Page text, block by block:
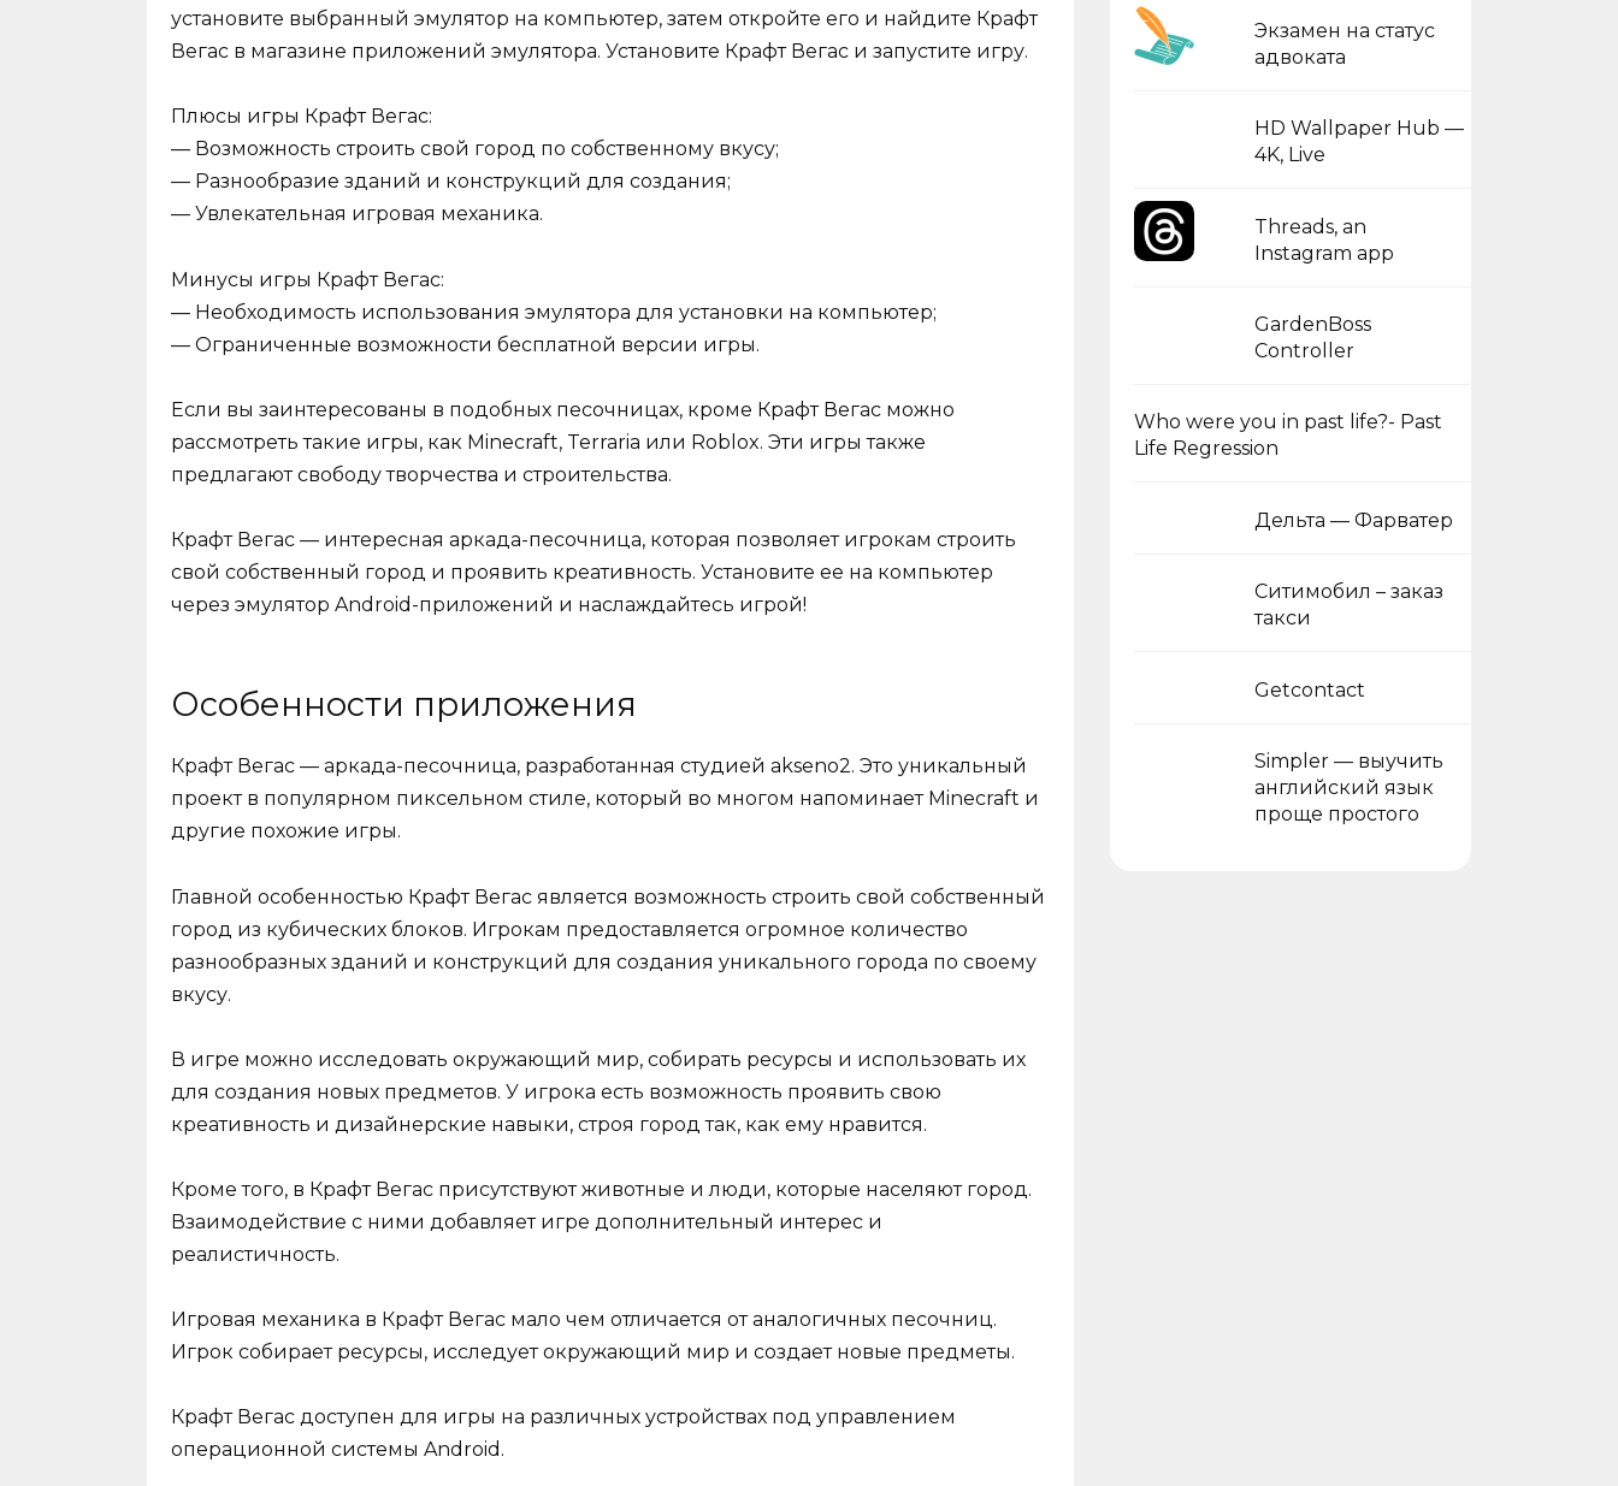
установите выбранный эмулятор на компьютер, затем откройте его и найдите Крафт
Вегас в магазине приложений эмулятора. Установите Крафт Вегас и запустите игру.
Плюсы игры Крафт Вегас:
— Возможность строить свой город по собственному вкусу;
— Разнообразие зданий и конструкций для создания;
— Увлекательная игровая механика.
Минусы игры Крафт Вегас:
— Необходимость использования эмулятора для установки на компьютер;
— Ограниченные возможности бесплатной версии игры.
Если вы заинтересованы в подобных песочницах, кроме Крафт Вегас можно
рассмотреть такие игры, как Minecraft, Terraria или Roblox. Эти игры также
предлагают свободу творчества и строительства.
Крафт Вегас — интересная аркада-песочница, которая позволяет игрокам строить
свой собственный город и проявить креативность. Установите ее на компьютер
через эмулятор Android-приложений и наслаждайтесь игрой!
Особенности приложения
Крафт Вегас — аркада-песочница, разработанная студией akseno2. Это уникальный
проект в популярном пиксельном стиле, который во многом напоминает Minecraft и
другие похожие игры.
Главной особенностью Крафт Вегас является возможность строить свой собственный
город из кубических блоков. Игрокам предоставляется огромное количество
разнообразных зданий и конструкций для создания уникального города по своему
вкусу.
В игре можно исследовать окружающий мир, собирать ресурсы и использовать их
для создания новых предметов. У игрока есть возможность проявить свою
креативность и дизайнерские навыки, строя город так, как ему нравится.
Кроме того, в Крафт Вегас присутствуют животные и люди, которые населяют город.
Взаимодействие с ними добавляет игре дополнительный интерес и
реалистичность.
Игровая механика в Крафт Вегас мало чем отличается от аналогичных песочниц.
Игрок собирает ресурсы, исследует окружающий мир и создает новые предметы.
Крафт Вегас доступен для игры на различных устройствах под управлением
операционной системы Android.
Экзамен на статус
адвоката
HD Wallpaper Hub —
4K, Live
Threads, an
Instagram app
GardenBoss
Controller
Who were you in past life?- Past
Life Regression
Дельта — Фарватер
Ситимобил – заказ
такси
Getcontact
Simpler — выучить
английский язык
проще простого